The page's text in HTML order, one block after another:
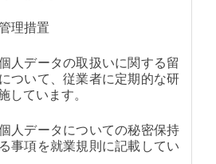
理措置
人データの取扱いに関する留
ついて、従業者に定期的な研
しています。
人データについての秘密保持
事項を就業規則に記載してい